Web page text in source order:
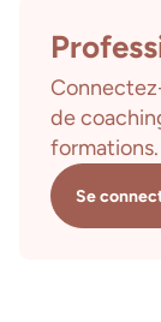
de
formations.
Se